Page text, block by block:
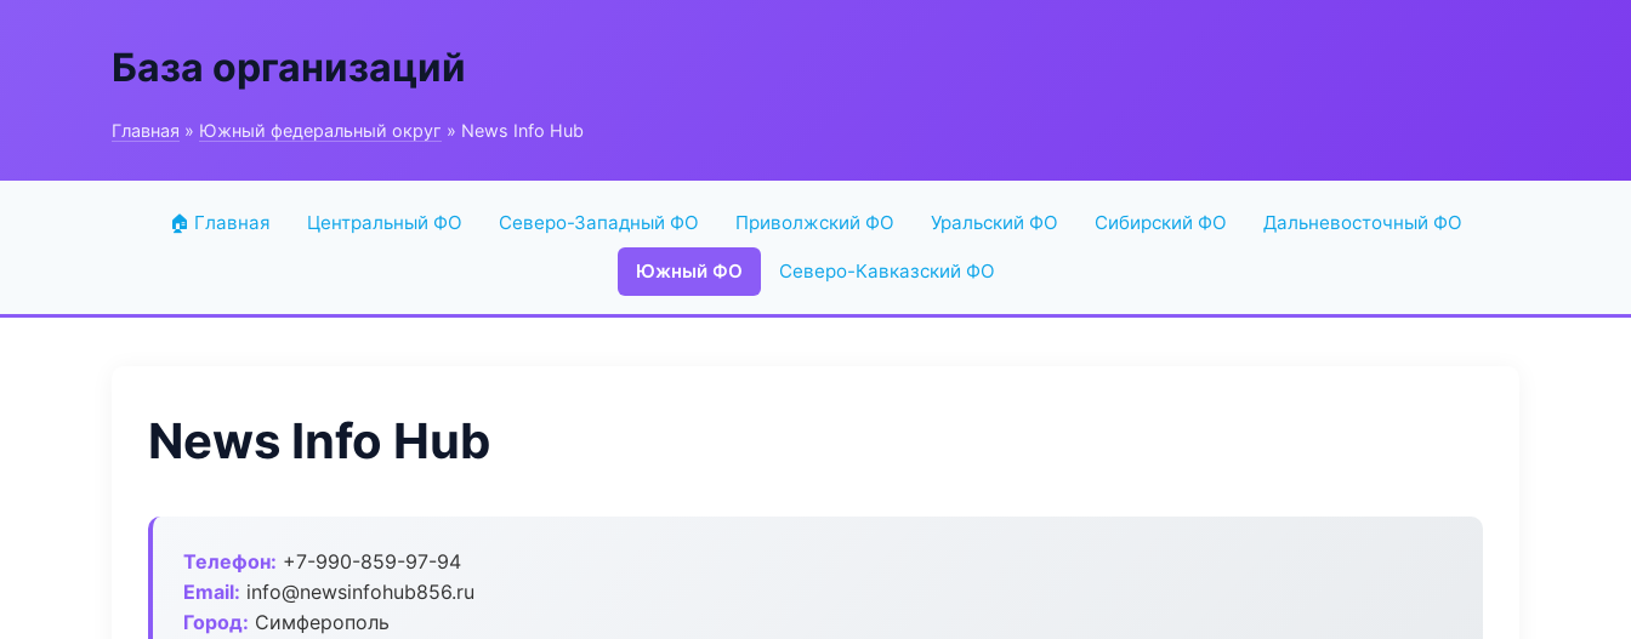
База организаций
Главная » Южный федеральный округ » News Info Hub
🏠 Главная Центральный ФО Северо-Западный ФО Приволжский ФО Уральский ФО Сибирский ФО Дальневосточный ФО
Южный ФО Северо-Кавказский ФО
News Info Hub
Телефон: +7-990-859-97-94
Email: info@newsinfohub856.ru
Город: Симферополь